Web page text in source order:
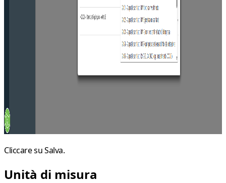
Cliccare suSalva.
Unità di misura